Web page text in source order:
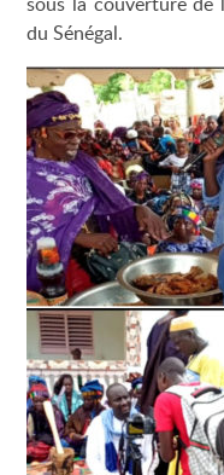
du Sénégal.